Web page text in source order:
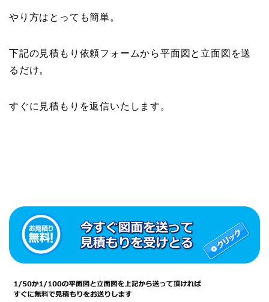
やり方はとっても簡単。
下記の見積もり依頼フォームから平面図と立面図を送
るだけ。
すぐに見積もりを返信いたします。